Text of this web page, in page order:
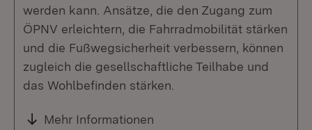
werden kann. Ansätze, die den Zugang zum
ÖPNV erleichtern, die Fahrradmobilität stärken
und die Fußwegsicherheit verbessern, können
zugleich die gesellschaftliche Teilhabe und
das Wohlbefinden stärken.
Mehr Informationen